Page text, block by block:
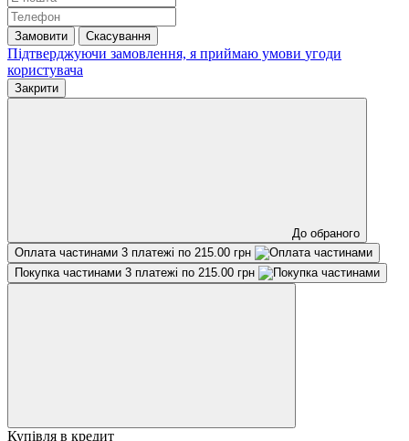
Замовити Скасування
Підтверджуючи замовлення, я приймаю умови угоди
користувача
Закрити
До обраного
Оплата частинами 3 платежі по 215.00 грн
Покупка частинами 3 платежі по 215.00 грн
Купівля в кредит